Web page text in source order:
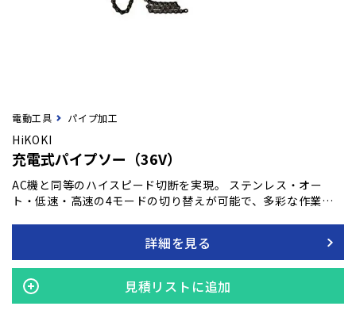
電動工具 パイプ加工
HiKOKI
充電式パイプソー（36V）
AC機と同等のハイスピード切断を実現。 ステンレス・オー
ト・低速・高速の4モードの切り替えが可能で、多彩な作業に
長。 モルタルライニング鋳鉄管の切断が可能。
詳細を見る
見積リストに追加